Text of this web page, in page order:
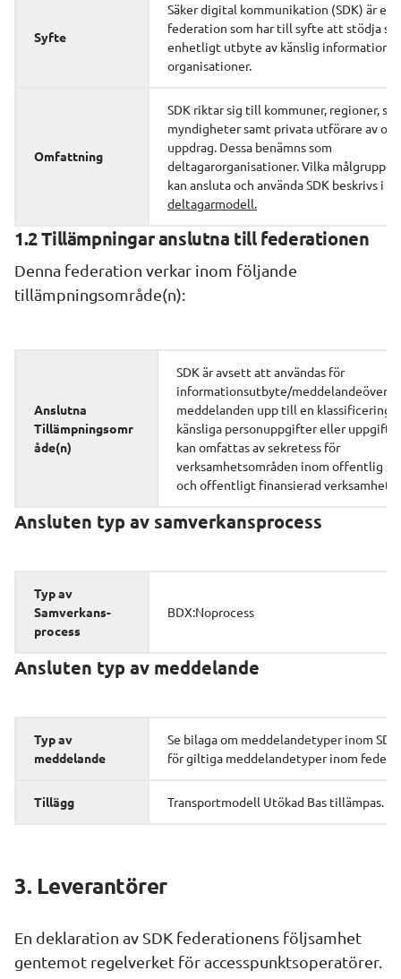
Syfte
Säker digital kommunikation (SDK) är en
federation som har till syfte att stödja
enhetligt utbyte av känslig information
organisationer.
Omfattning
SDK riktar sig till kommuner, regioner,
myndigheter samt privata utförare av
uppdrag. Dessa benämns som
deltagarorganisationer. Vilka målgrupper
kan ansluta och använda SDK beskrivs i
deltagarmodell.
1.2 Tillämpningar anslutna till federationen
Denna federation verkar inom följande
tillämpningsområde(n):
Anslutna
Tillämpningsomr
åde(n)
SDK är avsett att användas för
informationsutbyte/
meddelanden upp till en klassificering
känsliga personuppgifter eller
kan omfattas av sekretess för
verksamhetsområden inom offentlig
och offentligt finansierad verksamhet.
Ansluten typ av samverkansprocess
Typ av
Samverkans­
process
BDX:Noprocess
Ansluten typ av meddelande
Typ av
meddelande
Se bilaga om meddelandetyper inom
för giltiga meddelandetyper inom
Tillägg Transportmodell Utökad Bas tillämpas.
3. Leverantörer
En deklaration av SDK federationens följsamhet
gentemot regelverket för accesspunktsoperatörer.